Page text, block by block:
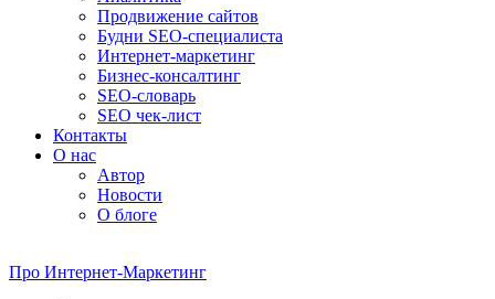
Продвижение сайтов
Будни SEO-специалиста
Интернет-маркетинг
Бизнес-консалтинг
SEO-словарь
SEO чек-лист
Контакты
О нас
Автор
Новости
О блоге
Про Интернет-Маркетинг